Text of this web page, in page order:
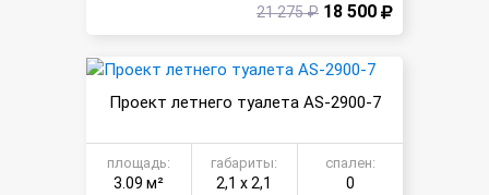
21 275 ₽ 18 500
Проект летнего туалета AS-2900-7
площадь:
3.09 м²
габариты:
2,1 х 2,1
спален:
0